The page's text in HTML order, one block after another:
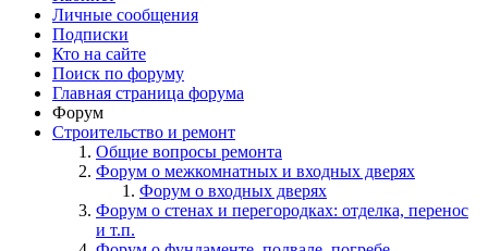
Личные сообщения
Подписки
Кто на сайте
Поиск по форуму
Главная страница форума
Форум
Строительство и ремонт
Общие вопросы ремонта
Форум о межкомнатных и входных дверях
Форум о входных дверях
Форум о стенах и перегородках: отделка, перенос
и т.п.